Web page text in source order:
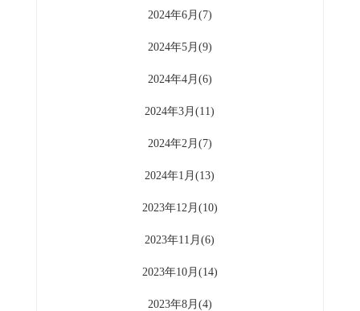
2024年6月(7)
2024年5月(9)
2024年4月(6)
2024年3月(11)
2024年2月(7)
2024年1月(13)
2023年12月(10)
2023年11月(6)
2023年10月(14)
2023年8月(4)